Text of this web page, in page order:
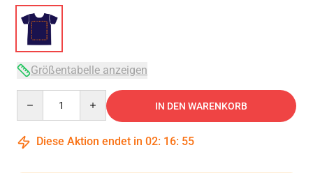
Größentabelle anzeigen
IN DEN WARENKORB
Diese Aktion endet in 02: 16: 54